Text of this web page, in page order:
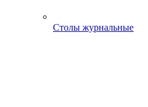
Столы журнальные